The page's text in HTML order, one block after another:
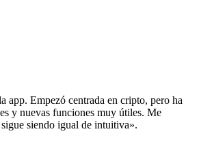
app. Empezó centrada en cripto, pero ha
y nuevas funciones muy útiles. Me
siendo igual de intuitiva».